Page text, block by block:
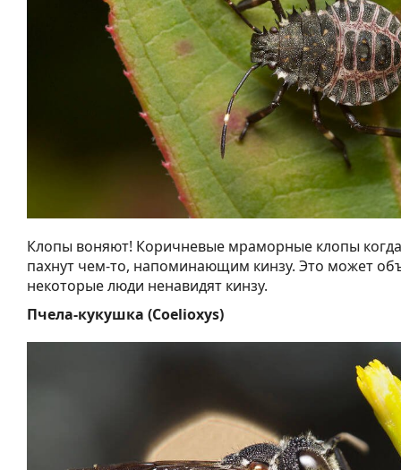
Клопы воняют! Коричневые мраморные клопы
пахнут чем-то, напоминающим кинзу. Это может
некоторые люди ненавидят кинзу.
Пчела-кукушка (Coelioxys)